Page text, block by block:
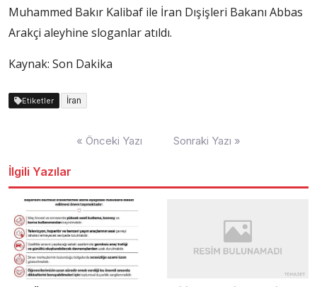
Muhammed Bakır Kalibaf ile İran Dışişleri Bakanı Abbas
Arakçi aleyhine sloganlar atıldı.
Kaynak: Son Dakika
Etiketler İran
« Önceki Yazı Sonraki Yazı »
İlgili Yazılar